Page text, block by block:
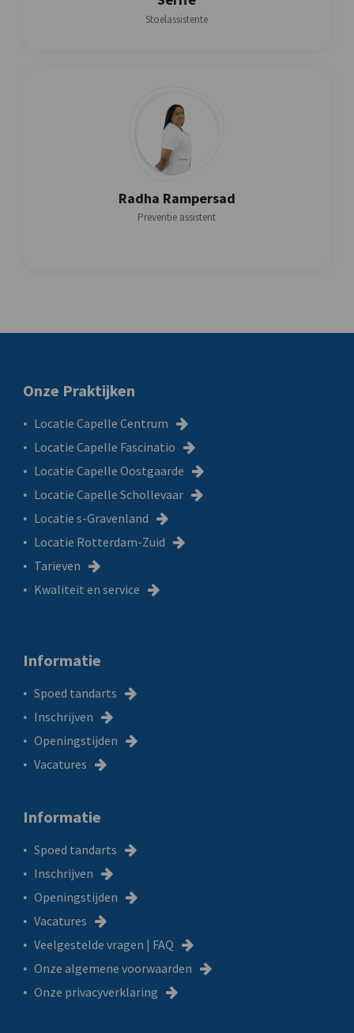
Stoelassistente
Radha Rampersad
Preventie assistent
Onze Praktijken
Locatie Capelle Centrum
Locatie Capelle Fascinatio
Locatie Capelle Oostgaarde
Locatie Capelle Schollevaar
Locatie s-Gravenland
Locatie Rotterdam-Zuid
Tarieven
Kwaliteit en service
Informatie
Spoed tandarts
Inschrijven
Openingstijden
Vacatures
Informatie
Spoed tandarts
Inschrijven
Openingstijden
Vacatures
Veelgestelde vragen | FAQ
Onze algemene voorwaarden
Onze privacyverklaring